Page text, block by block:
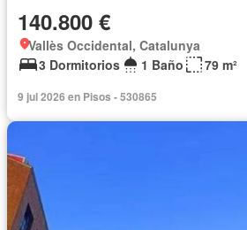
140.800 €
Vallès Occidental, Catalunya
3 Dormitorios
1 Baño 79 m²
9 jul 2026 en Pisos - 530865